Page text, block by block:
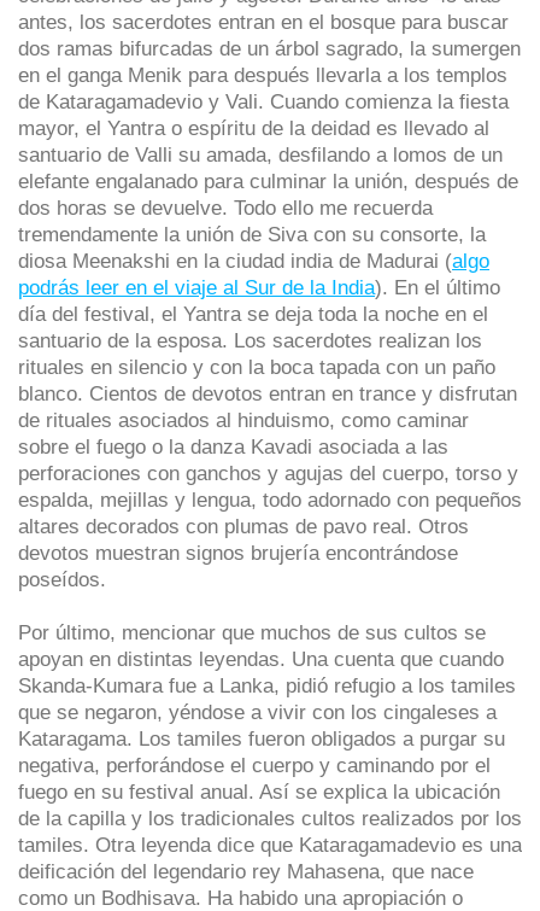
antes, los sacerdotes entran en el bosque para buscar
dos ramas bifurcadas de un árbol sagrado, la sumergen
en el ganga Menik para después llevarla a los templos
de Kataragamadevio y Vali. Cuando comienza la fiesta
mayor, el Yantra o espíritu de la deidad es llevado al
santuario de Valli su amada, desfilando a lomos de un
elefante engalanado para culminar la unión, después de
dos horas se devuelve. Todo ello me recuerda
tremendamente la unión de Siva con su consorte, la
diosa Meenakshi en la ciudad india de Madurai (algo
podrás leer en el viaje al Sur de la India). En el último
día del festival, el Yantra se deja toda la noche en el
santuario de la esposa. Los sacerdotes realizan los
rituales en silencio y con la boca tapada con un paño
blanco. Cientos de devotos entran en trance y disfrutan
de rituales asociados al hinduismo, como caminar
sobre el fuego o la danza Kavadi asociada a las
perforaciones con ganchos y agujas del cuerpo, torso y
espalda, mejillas y lengua, todo adornado con pequeños
altares decorados con plumas de pavo real. Otros
devotos muestran signos brujería encontrándose
poseídos.
Por último, mencionar que muchos de sus cultos se
apoyan en distintas leyendas. Una cuenta que cuando
Skanda-Kumara fue a Lanka, pidió refugio a los tamiles
que se negaron, yéndose a vivir con los cingaleses a
Kataragama. Los tamiles fueron obligados a purgar su
negativa, perforándose el cuerpo y caminando por el
fuego en su festival anual. Así se explica la ubicación
de la capilla y los tradicionales cultos realizados por los
tamiles. Otra leyenda dice que Kataragamadevio es una
deificación del legendario rey Mahasena, que nace
como un Bodhisava. Ha habido una apropiación o